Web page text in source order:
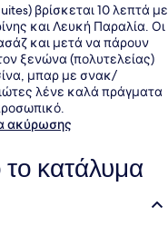
βρίσκεται 10 λεπτά με
και Λευκή Παραλία. Οι
και μετά να πάρουν
ξενώνα (πολυτελείας)
μπαρ με σνακ/
λένε καλά πράγματα
ακύρωσης
το κατάλυμα